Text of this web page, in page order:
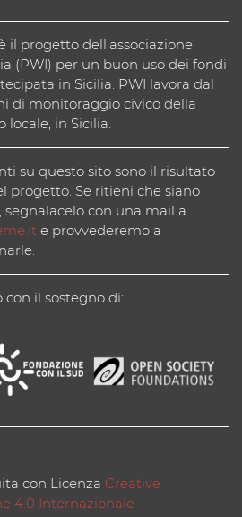
il progetto dell’associazione
(PWI) per un buon uso dei fondi
in Sicilia. PWI lavora dal
di monitoraggio civico della
locale, in Sicilia.
su questo sito sono il risultato
progetto. Se ritieni che siano
con una mail a
e provvederemo a
il sostegno di:
con Licenza Creative
4.0 Internazionale